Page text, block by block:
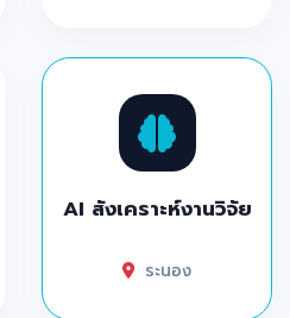
AI สังเคราะห์งานวิจัย
ระนอง